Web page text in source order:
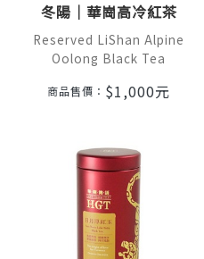
冬陽｜華崗高冷紅茶
Reserved LiShan Alpine
Oolong Black Tea
商品售價： $1,000元